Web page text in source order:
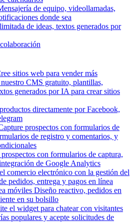
de equipo, videollamadas,
donde sea
de ideas, textos generados por
sitios web para vender más
CMS gratuito, plantillas,
generados por IA para crear sitios
directamente por Facebook,
prospectos con formularios de
de registro y comentarios, y
con formularios de captura,
de Google Analytics
comercio electrónico con la gestión del
pedidos, entrega y pagos en línea
móviles Diseño reactivo, pedidos en
en su bolsillo
el widget para chatear con visitantes
populares y acepte solicitudes de